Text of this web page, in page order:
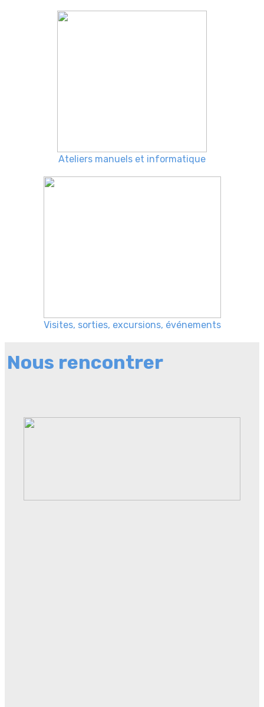
Ateliers manuels et informatique
Visites, sorties, excursions, événements
Nous rencontrer